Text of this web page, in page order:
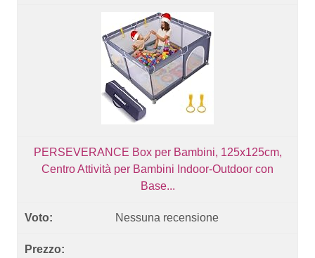
PERSEVERANCE Box per Bambini, 125x125cm,
Centro Attività per Bambini Indoor-Outdoor con
Base...
Nessuna recensione